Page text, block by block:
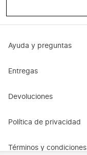
Ayuda y preguntas
Entregas
Devoluciones
Política de privacidad
Términos y condiciones